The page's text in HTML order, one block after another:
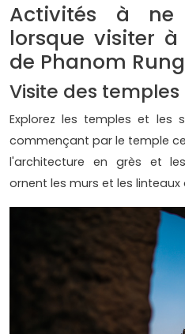
Activités à ne
lorsque visiter
de Phanom Rung
Visite des temples
Explorez les temples et les
commençant par le temple
l'architecture en grès et
ornent les murs et les